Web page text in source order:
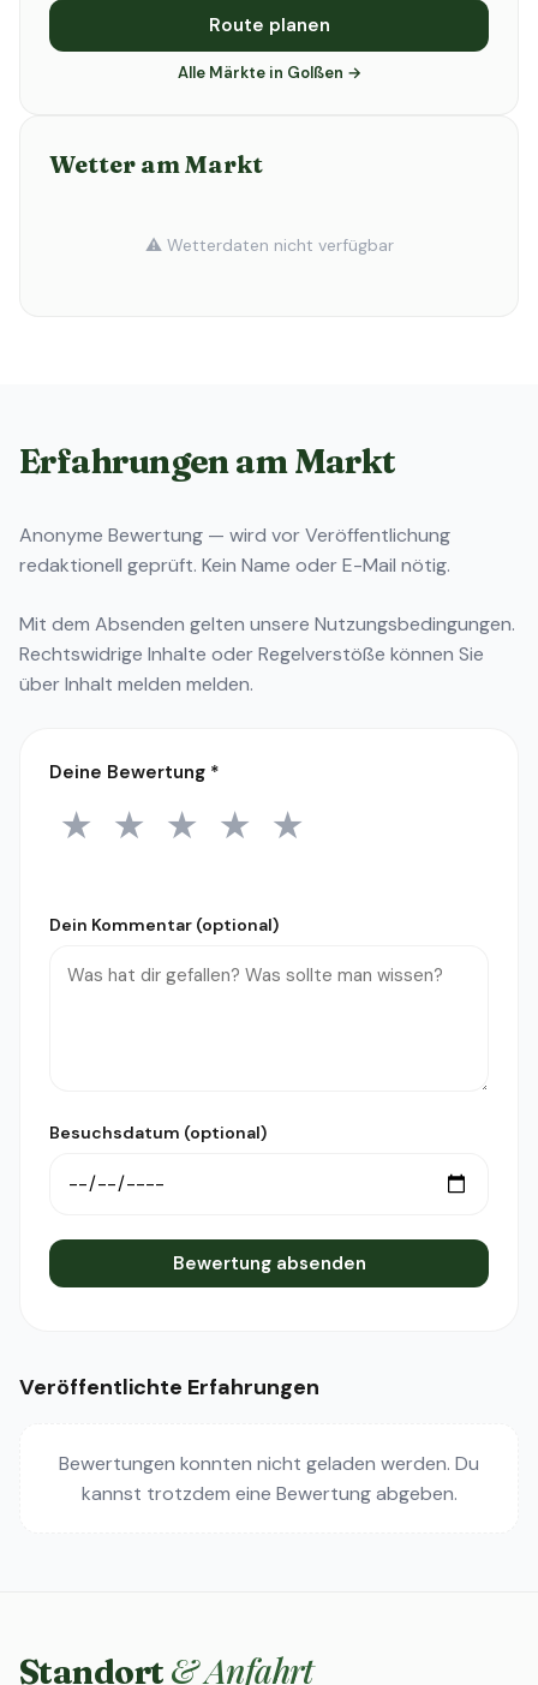
Route planen
Alle Märkte in Golßen →
Wetter am Markt
⚠️ Wetterdaten nicht verfügbar
Erfahrungen am Markt
Anonyme Bewertung — wird vor Veröffentlichung
redaktionell geprüft. Kein Name oder E-Mail nötig.
Mit dem Absenden gelten unsere Nutzungsbedingungen.
Rechtswidrige Inhalte oder Regelverstöße können Sie
überInhalt melden melden.
Deine Bewertung *
1 Stern
★ 2 Sterne
★ 3 Sterne
★ 4 Sterne
★ 5 Sterne
★
Dein Kommentar (optional)
Besuchsdatum (optional)
Bewertung absenden
Veröffentlichte Erfahrungen
Bewertungen konnten nicht geladen werden. Du
kannst trotzdem eine Bewertung abgeben.
Standort & Anfahrt